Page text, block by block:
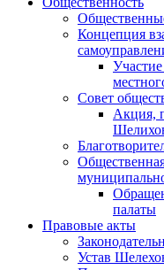
Концепция
Совет
Акция,
палаты
Правовые акты
Устав